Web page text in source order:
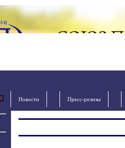
Новости Пресс-релизы